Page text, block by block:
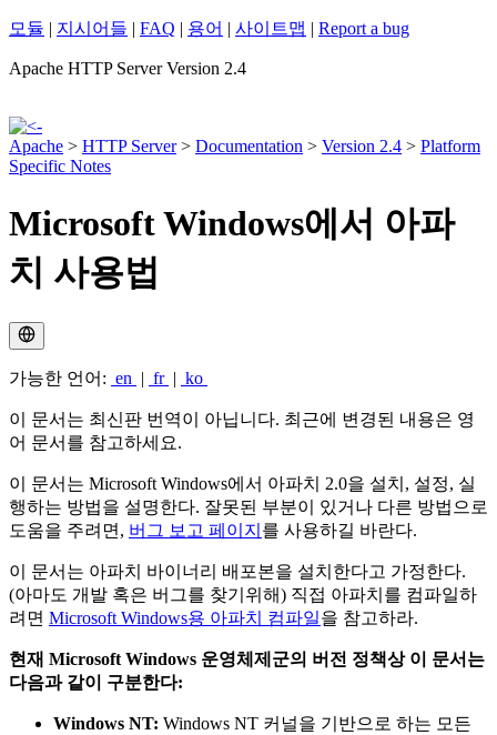
모듈 | 지시어들 | FAQ | 용어 | 사이트맵 | Report a bug
Apache HTTP Server Version 2.4
Apache > HTTP Server> Documentation > Version 2.4 > Platform
Specific Notes
Microsoft Windows에서 아파
치 사용법
가능한 언어: en | fr | ko
이 문서는 최신판 번역이 아닙니다. 최근에 변경된 내용은 영
어 문서를 참고하세요.
이 문서는 Microsoft Windows에서 아파치 2.0을 설치, 설정, 실
행하는 방법을 설명한다. 잘못된 부분이 있거나 다른 방법으로
도움을 주려면, 버그 보고 페이지 를 사용하길 바란다.
이 문서는 아파치 바이너리 배포본을 설치한다고 가정한다.
(아마도 개발 혹은 버그를 찾기위해) 직접 아파치를 컴파일하
려면 Microsoft Windows용 아파치 컴파일을 참고하라.
현재 Microsoft Windows 운영체제군의 버전 정책상 이 문서는
다음과 같이 구분한다:
Windows NT: Windows NT 커널을 기반으로 하는 모든